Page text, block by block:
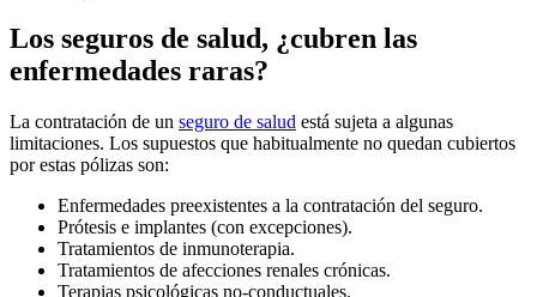
Los seguros de salud, ¿cubren las
enfermedades raras?
La contratación de un seguro de salud está sujeta a algunas
limitaciones. Los supuestos que habitualmente no quedan cubiertos
por estas pólizas son:
Enfermedades preexistentes a la contratación del seguro.
Prótesis e implantes (con excepciones).
Tratamientos de inmunoterapia.
Tratamientos de afecciones renales crónicas.
Terapias psicológicas no-conductuales.